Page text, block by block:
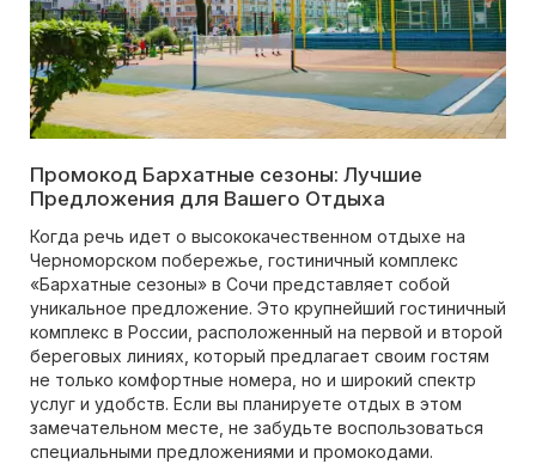
Промокод Бархатные сезоны: Лучшие
Предложения для Вашего Отдыха
Когда речь идет о высококачественном отдыхе на
Черноморском побережье, гостиничный комплекс
«Бархатные сезоны» в Сочи представляет собой
уникальное предложение. Это крупнейший гостиничный
комплекс в России, расположенный на первой и второй
береговых линиях, который предлагает своим гостям
не только комфортные номера, но и широкий спектр
услуг и удобств. Если вы планируете отдых в этом
замечательном месте, не забудьте воспользоваться
специальными предложениями и промокодами.